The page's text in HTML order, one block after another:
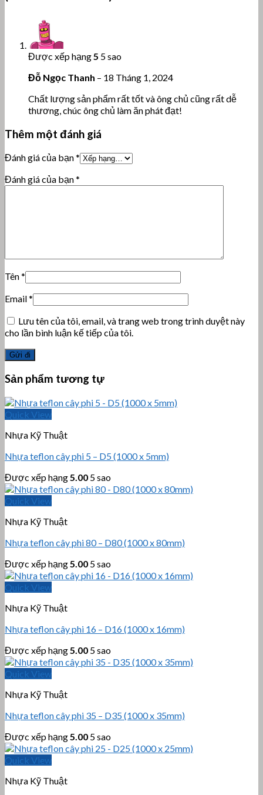
Được xếp hạng5 5 sao
Đỗ Ngọc Thanh – 18 Tháng 1, 2024
Chất lượng sản phẩm rất tốt và ông chủ cũng rất dễ
thương, chúc ông chủ làm ăn phát đạt!
Thêm một đánh giá
Đánh giá của bạn*
Đánh giá của bạn*
Tên*
Email*
Lưu tên của tôi, email, và trang web trong trình duyệt này
cho lần bình luận kế tiếp của tôi.
Sản phẩm tương tự
Quick View
Nhựa Kỹ Thuật
Nhựa teflon cây phi 5 – D5 (1000 x 5mm)
Được xếp hạng 5.00 5 sao
Quick View
Nhựa Kỹ Thuật
Nhựa teflon cây phi 80 – D80 (1000 x 80mm)
Được xếp hạng 5.00 5 sao
Quick View
Nhựa Kỹ Thuật
Nhựa teflon cây phi 16 – D16 (1000 x 16mm)
Được xếp hạng 5.00 5 sao
Quick View
Nhựa Kỹ Thuật
Nhựa teflon cây phi 35 – D35 (1000 x 35mm)
Được xếp hạng 5.00 5 sao
Quick View
Nhựa Kỹ Thuật